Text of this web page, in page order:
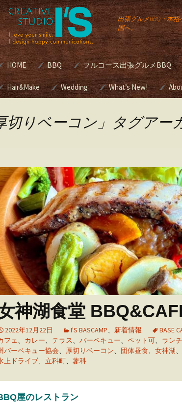
出張グルメBBQ・本
国へ。
HOME BBQ
諏訪湖BBQマリーナ[公
式]
フルコース出張グルメBBQ
別荘・個人宅向け出張
グルメBBQ
本格BBQのケータリン
グサービス | Gourmet
BBQ Catering
アウトドア・ウエディ
ング
Hair&Make
美容室のメニューと料
Wedding
ブライダルプロデュー
キリスト教式 神前挙
式 人前挙式 あなたは
どの挙式スタイルをお
考えですか？
アウトドア・ウエディ
ング
ユーザーズボイス
What’s New!
切りベーコン」タグアー
神湖食堂
2022年12月22日 I'S BASCAMP、 新着情報 BASE
フェ、 カレー、 テラス、 バーベキュー、 ペット可、 ランチ
バーベキュー協会、 厚切りベーコン、 団体昼食、 女神湖、
上ドライブ、 立科町、 蓼科
屋のレストラン